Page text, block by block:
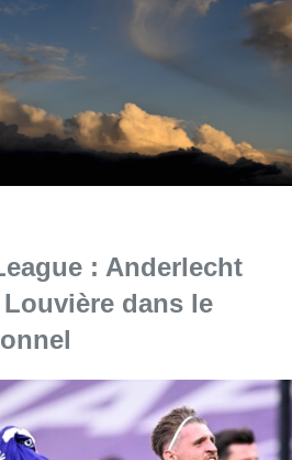
: Anderlecht
dans le